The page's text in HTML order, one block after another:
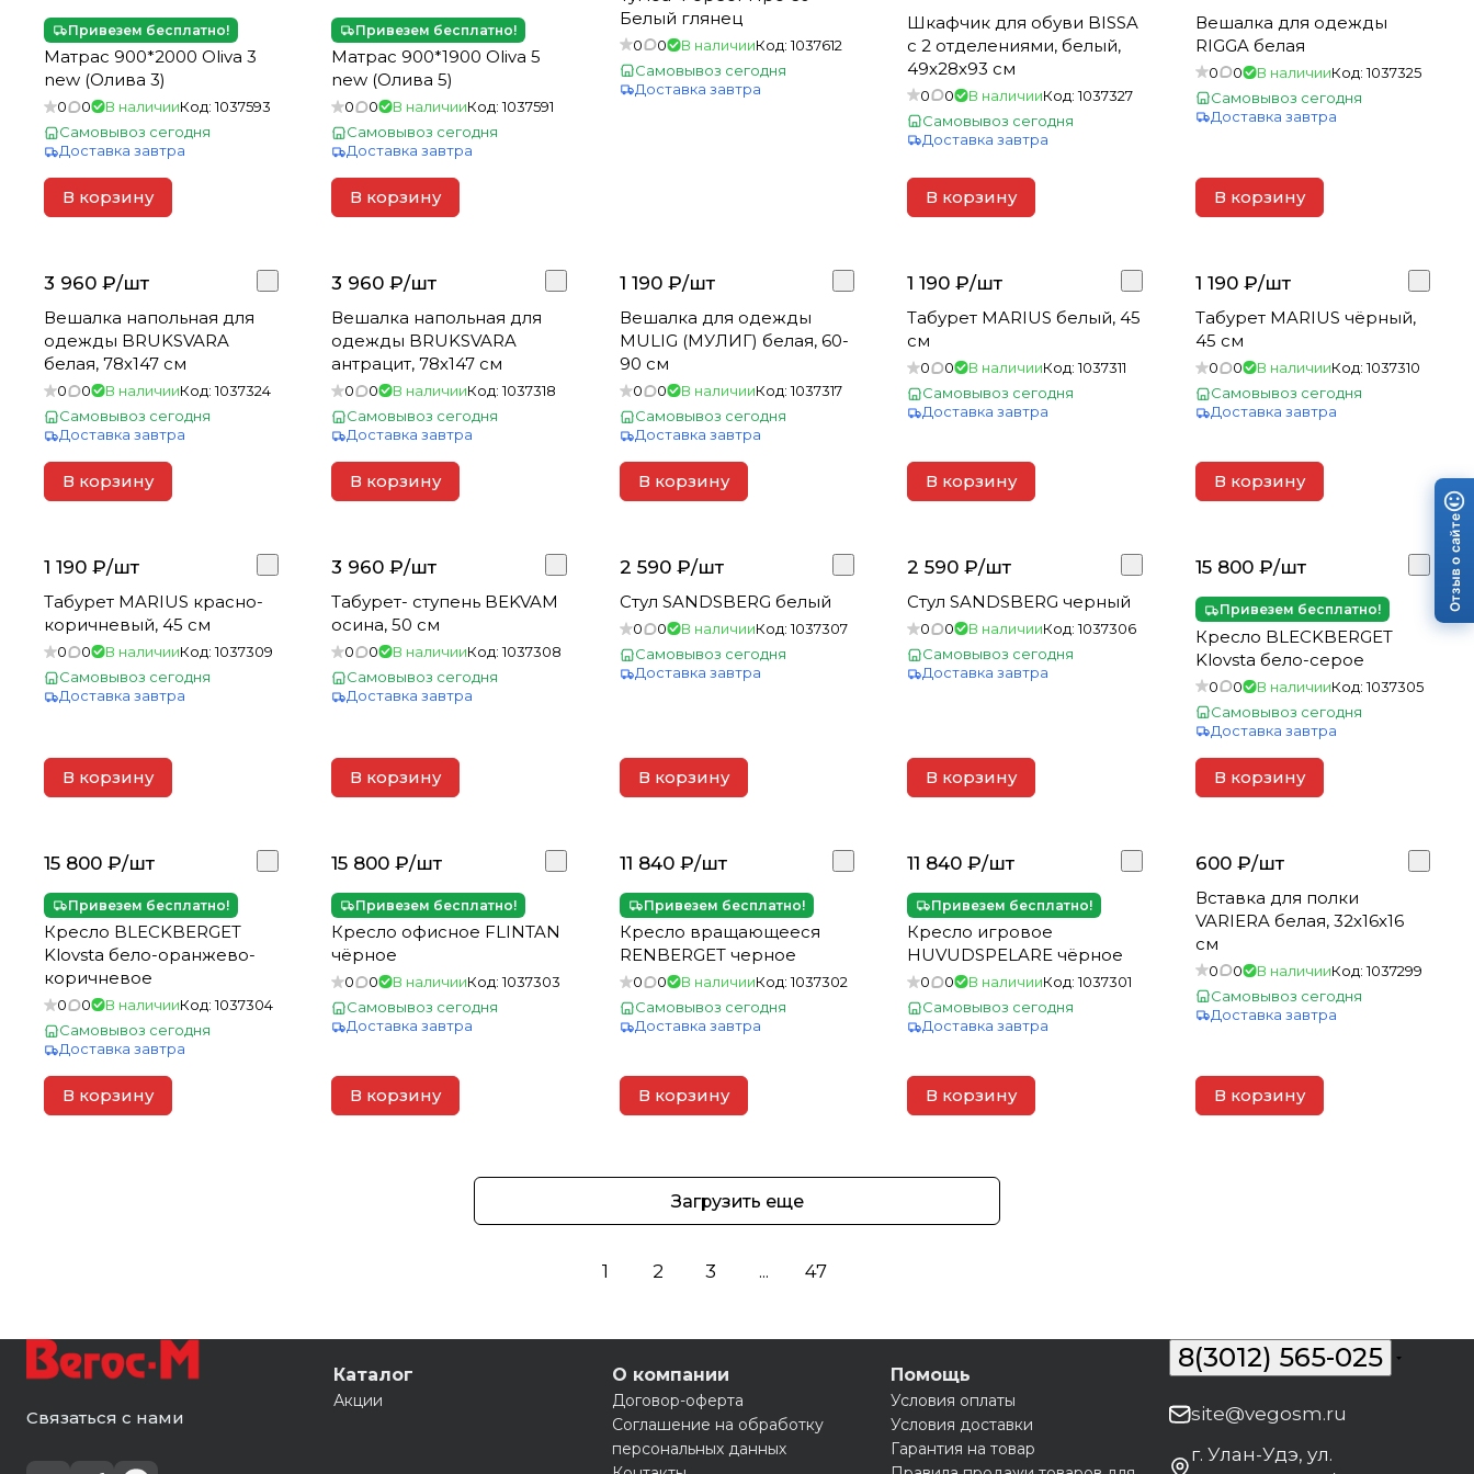
Привезем бесплатно!
Матрас 900*2000 Oliva 3
new (Олива 3)
0 0 В наличииКод:1037593
Самовывоз сегодня
Доставка завтра
В корзину
Привезем бесплатно!
Матрас 900*1900 Oliva 5
new (Олива 5)
0 0 В наличииКод:1037591
Самовывоз сегодня
Доставка завтра
В корзину
Белый глянец
0 0 В наличииКод:1037612
Самовывоз сегодня
Доставка завтра
Шкафчик для обуви BISSA
с 2 отделениями, белый,
49x28x93 см
0 0 В наличииКод:1037327
Самовывоз сегодня
Доставка завтра
В корзину
Вешалка для одежды
RIGGA белая
0 0 В наличииКод:1037325
Самовывоз сегодня
Доставка завтра
В корзину
3 960 ₽/шт
Вешалка напольная для
одежды BRUKSVARA
белая, 78х147 см
0 0 В наличииКод:1037324
Самовывоз сегодня
Доставка завтра
В корзину
3 960 ₽/шт
Вешалка напольная для
одежды BRUKSVARA
антрацит, 78х147 см
0 0 В наличииКод:1037318
Самовывоз сегодня
Доставка завтра
В корзину
1 190 ₽/шт
Вешалка для одежды
MULIG (МУЛИГ) белая, 60-
90 см
0 0 В наличииКод:1037317
Самовывоз сегодня
Доставка завтра
В корзину
1 190 ₽/шт
Табурет MARIUS белый, 45
см
0 0 В наличииКод:1037311
Самовывоз сегодня
Доставка завтра
В корзину
1 190 ₽/шт
Табурет MARIUS чёрный,
45 см
0 0 В наличииКод:1037310
Самовывоз сегодня
Доставка завтра
В корзину
1 190 ₽/шт
Табурет MARIUS красно-
коричневый, 45 см
0 0 В наличииКод:1037309
Самовывоз сегодня
Доставка завтра
В корзину
3 960 ₽/шт
Табурет- ступень BEKVAM
осина, 50 см
0 0 В наличииКод:1037308
Самовывоз сегодня
Доставка завтра
В корзину
2 590 ₽/шт
Стул SANDSBERG белый
0 0 В наличииКод:1037307
Самовывоз сегодня
Доставка завтра
В корзину
2 590 ₽/шт
Стул SANDSBERG черный
0 0 В наличииКод:1037306
Самовывоз сегодня
Доставка завтра
В корзину
15 800 ₽/шт
Привезем бесплатно!
Кресло BLECKBERGET
Klovsta бело-серое
0 0 В наличииКод:1037305
Самовывоз сегодня
Доставка завтра
В корзину
15 800 ₽/шт
Привезем бесплатно!
Кресло BLECKBERGET
Klovsta бело-оранжево-
коричневое
0 0 В наличииКод:1037304
Самовывоз сегодня
Доставка завтра
В корзину
15 800 ₽/шт
Привезем бесплатно!
Кресло офисное FLINTAN
чёрное
0 0 В наличииКод:1037303
Самовывоз сегодня
Доставка завтра
В корзину
11 840 ₽/шт
Привезем бесплатно!
Кресло вращающееся
RENBERGET черное
0 0 В наличииКод:1037302
Самовывоз сегодня
Доставка завтра
В корзину
11 840 ₽/шт
Привезем бесплатно!
Кресло игровое
HUVUDSPELARE чёрное
0 0 В наличииКод:1037301
Самовывоз сегодня
Доставка завтра
В корзину
600 ₽/шт
Вставка для полки
VARIERA белая, 32x16x16
см
0 0 В наличииКод:1037299
Самовывоз сегодня
Доставка завтра
В корзину
Загрузить еще
1 2 3 ... 47
Связаться с нами
Каталог
Акции
О компании
Договор-оферта
Соглашение на обработку
персональных данных
Помощь
Условия оплаты
Условия доставки
Гарантия на товар
8(3012) 565-025
site@vegosm.ru
г. Улан-Удэ, ул.
Отзыв о сайте